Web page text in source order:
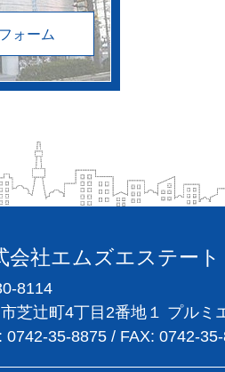
ォーム
会社エムズエステート
8114
芝辻町4丁目2番地１ プルミ
0742-35-8875 / FAX: 0742-